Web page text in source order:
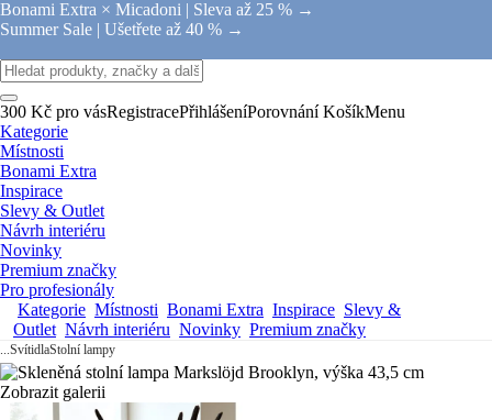
Bonami Extra × Micadoni | Sleva až 25 % →
Summer Sale | Ušetřete až 40 % →
300 Kč pro vásRegistracePřihlášeníPorovnání KošíkMenu
Kategorie
Místnosti
Bonami Extra
Inspirace
Slevy & Outlet
Návrh interiéru
Novinky
Premium značky
Pro profesionály
Kategorie Místnosti Bonami Extra Inspirace Slevy &
Outlet Návrh interiéru Novinky Premium značky
...SvítidlaStolní lampy
Zobrazit galerii